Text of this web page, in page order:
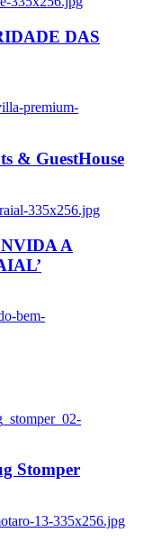
DAS
premium-
& GuestHouse
335x256.jpg
A
bem-
Stomper
13-335x256.jpg